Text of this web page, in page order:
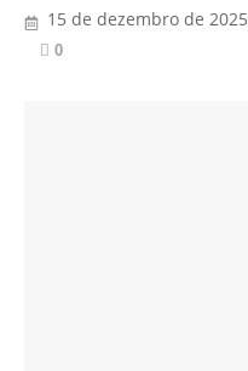
15 de dezembro de 2025
0